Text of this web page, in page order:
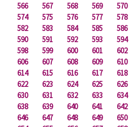
566
567 568 569 570
574
575 576 577 578
582
583 584 585 586
590
591 592 593 594
598
599 600 601 602
606
607 608 609 610
614
615 616 617 618
622
623 624 625 626
630
631 632 633 634
638
639 640 641 642
646
647 648 649 650